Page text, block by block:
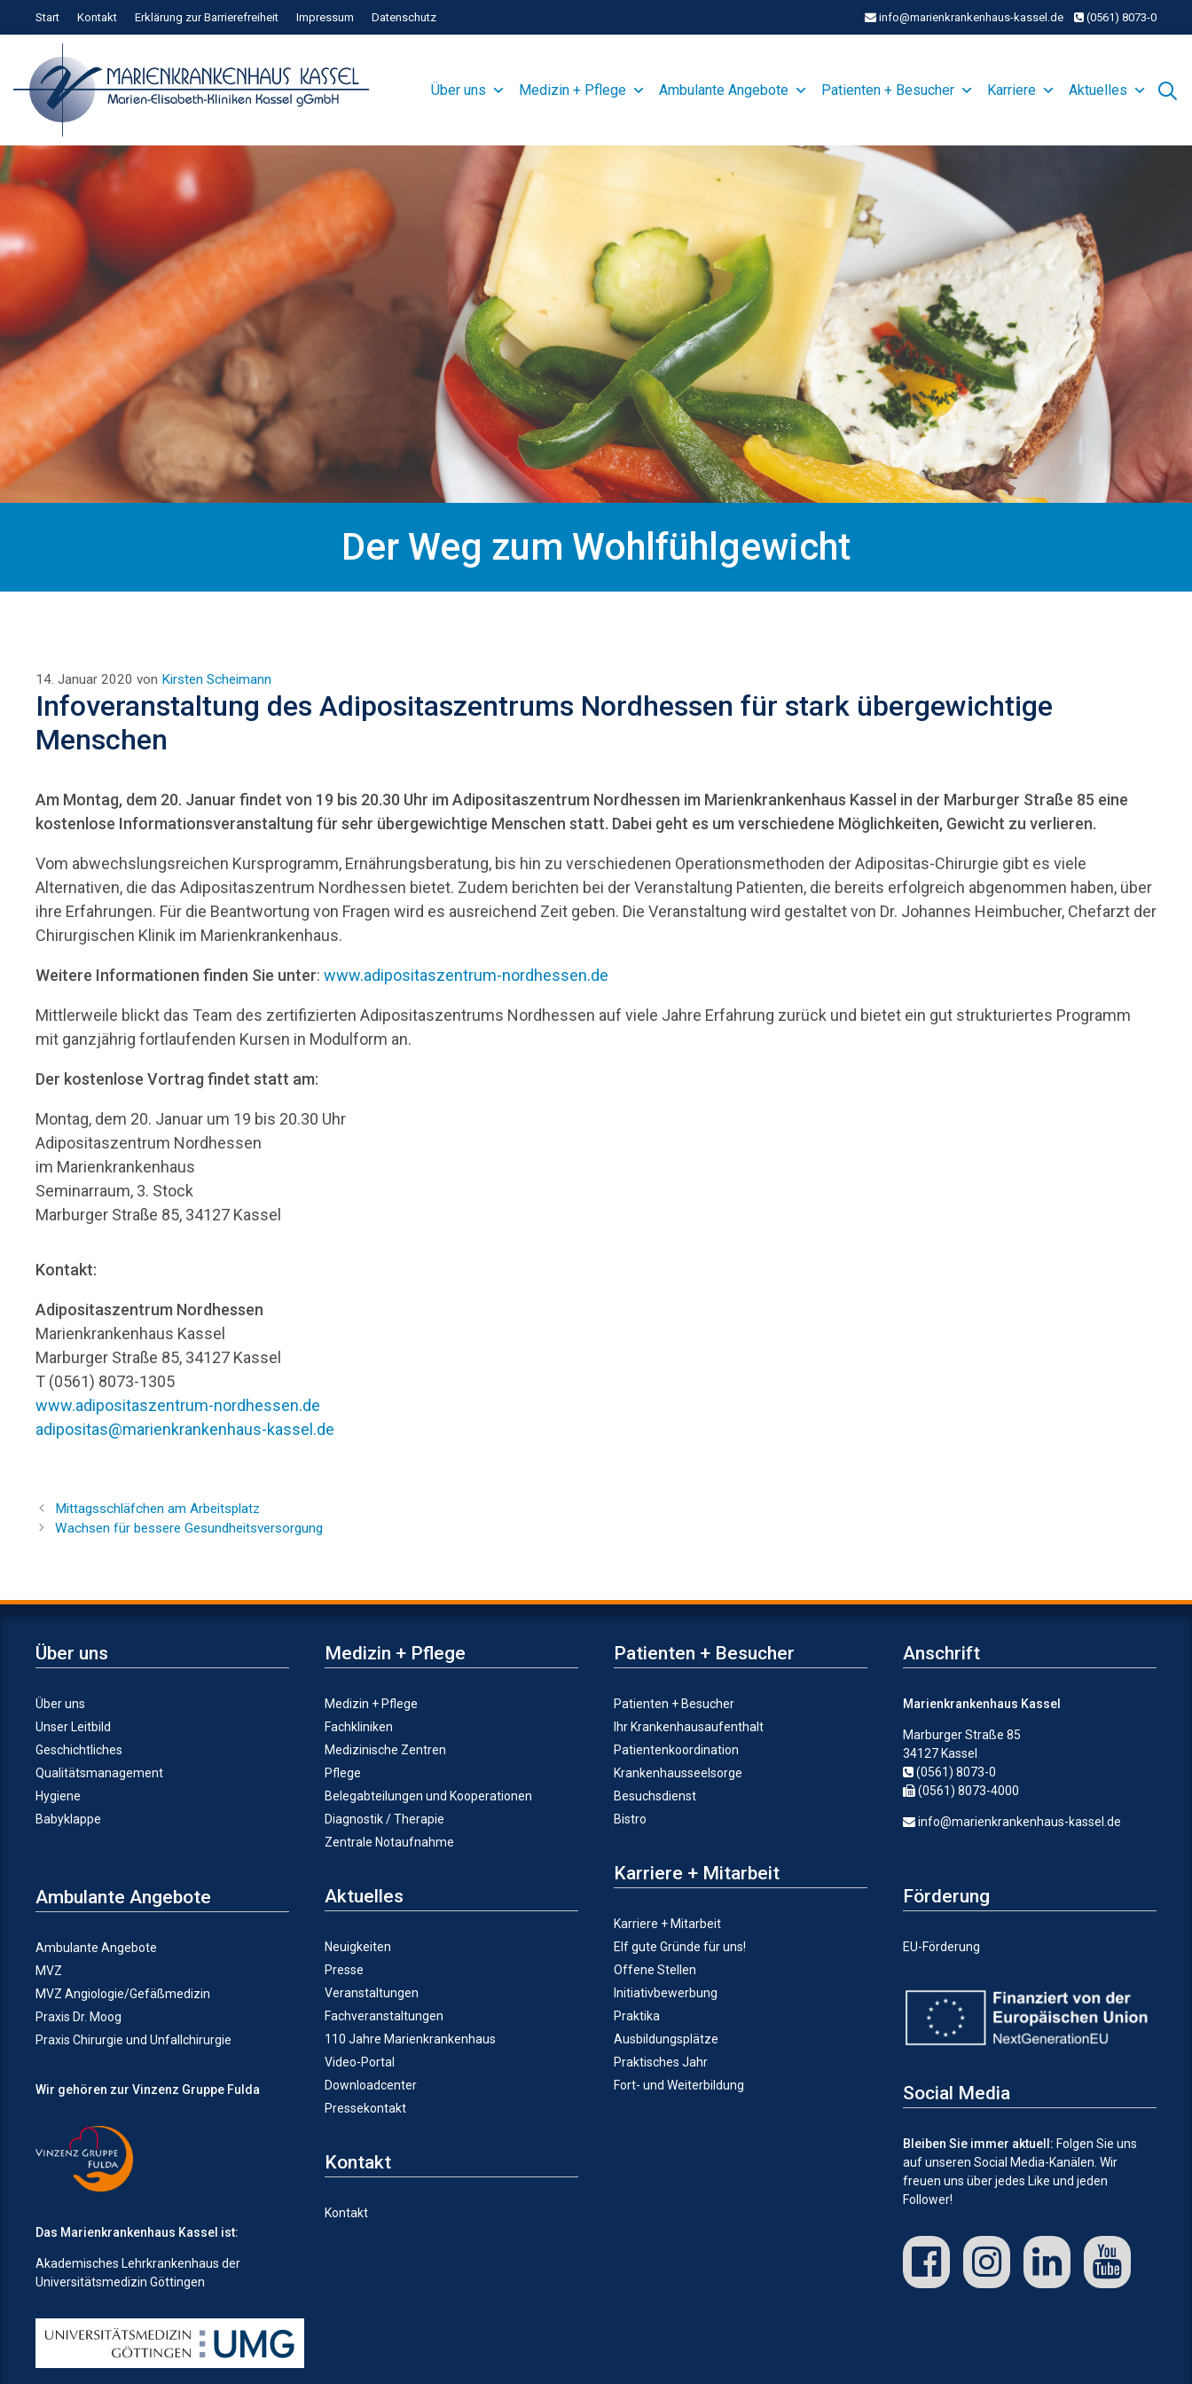
Inhalt
springen
info@marienkrankenhaus-kassel.de (0561) 8073-0
Start Kontakt Erklärung zur Barrierefreiheit Impressum Datenschutz
Über uns Medizin + Pflege Ambulante Angebote Patienten + Besucher Karriere Aktuelles
Der Weg zum Wohlfühlgewicht
14. Januar 2020 von Kirsten Scheimann
Infoveranstaltung des Adipositaszentrums Nordhessen für stark übergewichtige
Menschen
Am Montag, dem 20. Januar findet von 19 bis 20.30 Uhr im Adipositaszentrum Nordhessen im Marienkrankenhaus Kassel in der Marburger Straße 85 eine
kostenlose Informationsveranstaltung für sehr übergewichtige Menschen statt. Dabei geht es um verschiedene Möglichkeiten, Gewicht zu verlieren.
Vom abwechslungsreichen Kursprogramm, Ernährungsberatung, bis hin zu verschiedenen Operationsmethoden der Adipositas-Chirurgie gibt es viele
Alternativen, die das Adipositaszentrum Nordhessen bietet. Zudem berichten bei der Veranstaltung Patienten, die bereits erfolgreich abgenommen haben, über
ihre Erfahrungen. Für die Beantwortung von Fragen wird es ausreichend Zeit geben. Die Veranstaltung wird gestaltet von Dr. Johannes Heimbucher, Chefarzt der
Chirurgischen Klinik im Marienkrankenhaus.
Weitere Informationen finden Sie unter: www.adipositaszentrum-nordhessen.de
Mittlerweile blickt das Team des zertifizierten Adipositaszentrums Nordhessen auf viele Jahre Erfahrung zurück und bietet ein gut strukturiertes Programm
mit ganzjährig fortlaufenden Kursen in Modulform an.
Der kostenlose Vortrag findet statt am:
Montag, dem 20. Januar um 19 bis 20.30 Uhr
Adipositaszentrum Nordhessen
im Marienkrankenhaus
Seminarraum, 3. Stock
Marburger Straße 85, 34127 Kassel
Kontakt:
Adipositaszentrum Nordhessen
Marienkrankenhaus Kassel
Marburger Straße 85, 34127 Kassel
T (0561) 8073-1305
www.adipositaszentrum-nordhessen.de
adipositas@marienkrankenhaus-kassel.de
Mittagsschläfchen am Arbeitsplatz
Wachsen für bessere Gesundheitsversorgung
Über uns
Über uns
Unser Leitbild
Geschichtliches
Qualitätsmanagement
Hygiene
Babyklappe
Ambulante Angebote
Ambulante Angebote
MVZ
MVZ Angiologie/Gefäßmedizin
Praxis Dr. Moog
Praxis Chirurgie und Unfallchirurgie
Wir gehören zur Vinzenz Gruppe Fulda
Das Marienkrankenhaus Kassel ist:
Akademisches Lehrkrankenhaus der
Universitätsmedizin Göttingen
Medizin + Pflege
Medizin + Pflege
Fachkliniken
Medizinische Zentren
Pflege
Belegabteilungen und Kooperationen
Diagnostik / Therapie
Zentrale Notaufnahme
Aktuelles
Neuigkeiten
Presse
Veranstaltungen
Fachveranstaltungen
110 Jahre Marienkrankenhaus
Video-Portal
Downloadcenter
Pressekontakt
Kontakt
Kontakt
Patienten + Besucher
Patienten + Besucher
Ihr Krankenhausaufenthalt
Patientenkoordination
Krankenhausseelsorge
Besuchsdienst
Bistro
Karriere + Mitarbeit
Karriere + Mitarbeit
Elf gute Gründe für uns!
Offene Stellen
Initiativbewerbung
Praktika
Ausbildungsplätze
Praktisches Jahr
Fort- und Weiterbildung
Anschrift
Marienkrankenhaus Kassel
Marburger Straße 85
34127 Kassel
(0561) 8073-0
(0561) 8073-4000
info@marienkrankenhaus-kassel.de
Förderung
EU-Förderung
Social Media
Bleiben Sie immer aktuell: Folgen Sie uns
auf unseren Social Media-Kanälen. Wir
freuen uns über jedes Like und jeden
Follower!